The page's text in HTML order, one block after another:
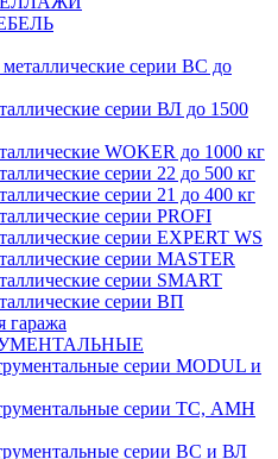
серии ВС до
серии ВЛ до 1500
WOKER до 1000 кг
серии 22 до 500 кг
серии 21 до 400 кг
серии PROFI
серии EXPERT WS
серии MASTER
серии SMART
серии ВП
гаража
серии MODUL и
серии ТС, АМН
серии ВС и ВЛ